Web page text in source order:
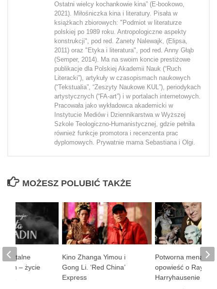
Ostatni wielcy kochankowie kina” (E-bookowo,
2021). Miłośniczka kina i literatury. Pisała w
książkach zbiorowych: "Podmiot w literaturze
polskiej po 1989 roku. Antropologiczne aspekty
konstrukcji", pod red. Żanety Nalewajk, (Elipsa,
2011) oraz "Etyka i literatura", pod red. Anny Głąb
(Semper, 2014). Ma na swoim koncie prestiżowe
publikacje dla Polskiej Akademii Nauk (“Ruch
Literacki”), artykuły w czasopismach naukowych
(“Tekstualia”, “Zeszyty Naukowe KUL”), periodykach
artystycznych (“FA-art”) i w portalach internetowych.
Pracowała jako wykładowca akademicki w
Instytucie Mediów i Dziennikarstwa w Wyższej
Szkole Teologiczno-Humanistycznej, gdzie pełniła
również funkcje promotora i recenzenta prac
dyplomowych. Prywatnie mama Sebastiana i Olgi.
MOŻESZ POLUBIĆ TAKŻE
Kino Zhanga Yimou i
Gong Li. ‘Red China’
Express
Potworna
opowieść o Rayu
Harryhausenie
– życie